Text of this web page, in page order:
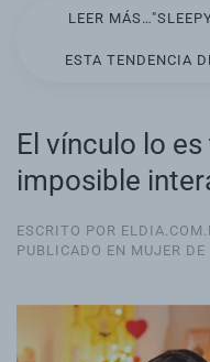
LEER
ESTA TENDENCIA
El vínculo lo
imposible
ESCRITO POR
PUBLICADO EN MUJER DE